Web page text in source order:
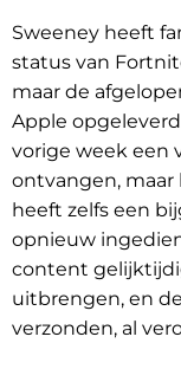
Sweeney heeft
status van
maar de
Apple
vorige week een
ontvangen,
heeft zelfs een
opnieuw
content
uitbrengen, en
verzonden, al